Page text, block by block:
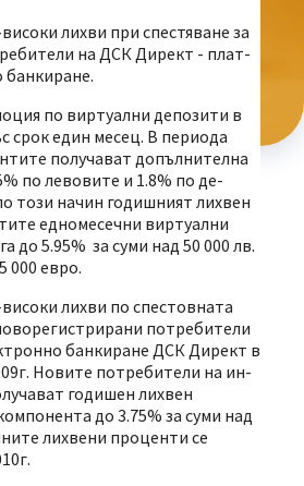
лихви при спестяване за
на ДСК Директ - плат-
по виртуални депозити в
срок един месец. В периода
получават допълнителна
по левовите и 1.8% по де-
този начин годишният лихвен
едномесечни виртуални
до 5.95% за суми над 50 000 лв.
000 евро.
лихви по спестовната
потребители
банкиране ДСК Директ в
Новите потребители на ин-
годишен лихвен
до 3.75% за суми над
лихвени проценти се